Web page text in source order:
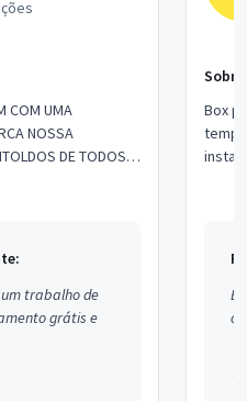
COM UMA
NOSSA
DE TODOS
trabalho de
grátis e
Box
insta